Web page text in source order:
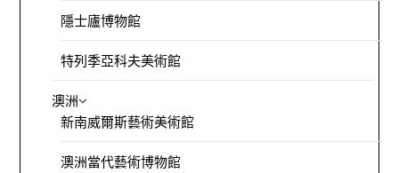
隱士廬博物館
特列季亞科夫美術館
澳洲
新南威爾斯藝術美術館
澳洲當代藝術博物館